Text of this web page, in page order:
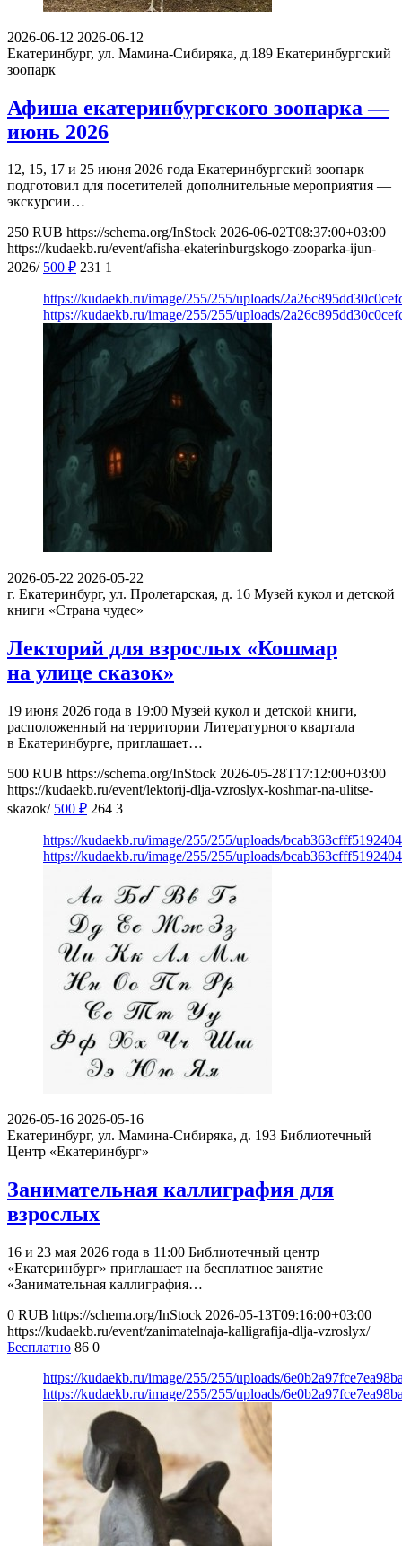
2026-06-12 2026-06-12
Екатеринбург, ул. Мамина-Сибиряка, д.189 Екатеринбургский
зоопарк
Афиша екатеринбургского зоопарка —
июнь 2026
12, 15, 17 и 25 июня 2026 года Екатеринбургский зоопарк
подготовил для посетителей дополнительные мероприятия —
экскурсии…
250 RUB https://schema.org/InStock 2026-06-02T08:37:00+03:00
https://kudaekb.ru/event/afisha-ekaterinburgskogo-zooparka-ijun-
2026/ 500 ₽ 231 1
https://kudaekb.ru/image/255/255/uploads/
https://kudaekb.ru/image/255/255/uploads/
2026-05-22 2026-05-22
г. Екатеринбург, ул. Пролетарская, д. 16 Музей кукол и детской
книги «Страна чудес»
Лекторий для взрослых «Кошмар
на улице сказок»
19 июня 2026 года в 19:00 Музей кукол и детской книги,
расположенный на территории Литературного квартала
в Екатеринбурге, приглашает…
500 RUB https://schema.org/InStock 2026-05-28T17:12:00+03:00
https://kudaekb.ru/event/lektorij-dlja-vzroslyx-koshmar-na-ulitse-
skazok/ 500 ₽ 264 3
https://kudaekb.ru/image/255/255/uploads/
https://kudaekb.ru/image/255/255/uploads/
2026-05-16 2026-05-16
Екатеринбург, ул. Мамина-Сибиряка, д. 193 Библиотечный
Центр «Екатеринбург»
Занимательная каллиграфия для
взрослых
16 и 23 мая 2026 года в 11:00 Библиотечный центр
«Екатеринбург» приглашает на бесплатное занятие
«Занимательная каллиграфия…
0 RUB https://schema.org/InStock 2026-05-13T09:16:00+03:00
https://kudaekb.ru/event/zanimatelnaja-kalligrafija-dlja-vzroslyx/
Бесплатно 86 0
https://kudaekb.ru/image/255/255/uploads/
https://kudaekb.ru/image/255/255/uploads/